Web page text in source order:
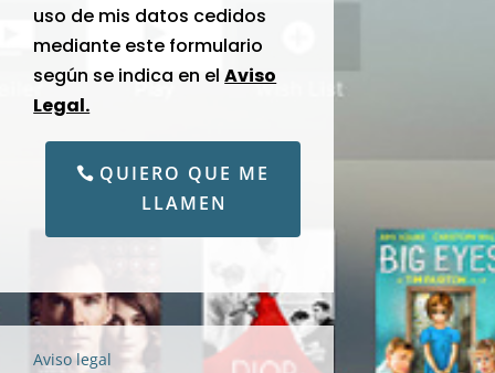
uso de mis datos cedidos
mediante este formulario
según se indica en elAviso
Legal.
QUIERO QUE ME
LLAMEN
Aviso legal